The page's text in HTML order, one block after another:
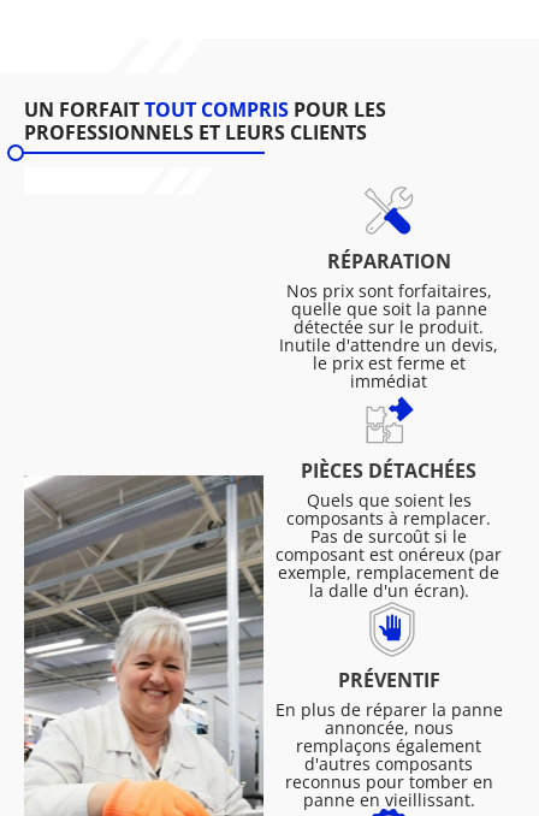
UN FORFAITTOUT COMPRIS POUR LES
PROFESSIONNELS ET LEURS CLIENTS
RÉPARATION
Nos prix sont forfaitaires,
quelle que soit la panne
détectée sur le produit.
Inutile d'attendre un devis,
le prix est ferme et
immédiat
PIÈCES DÉTACHÉES
Quels que soient les
composants à remplacer.
Pas de surcoût si le
composant est onéreux (par
exemple, remplacement de
la dalle d'un écran).
PRÉVENTIF
En plus de réparer la panne
annoncée, nous
remplaçons également
d'autres composants
reconnus pour tomber en
panne en vieillissant.